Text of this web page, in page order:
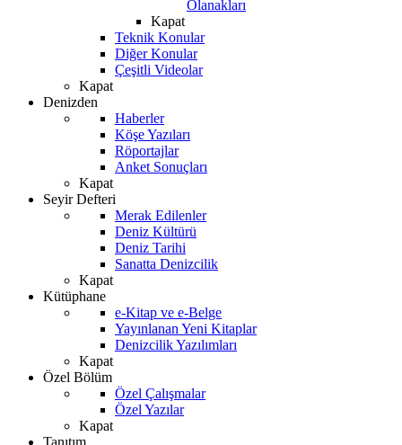
Olanakları
Kapat
Teknik Konular
Diğer Konular
Çeşitli Videolar
Kapat
Denizden
Haberler
Köşe Yazıları
Röportajlar
Anket Sonuçları
Kapat
Seyir Defteri
Merak Edilenler
Deniz Kültürü
Deniz Tarihi
Sanatta Denizcilik
Kapat
Kütüphane
e-Kitap ve e-Belge
Yayınlanan Yeni Kitaplar
Denizcilik Yazılımları
Kapat
Özel Bölüm
Özel Çalışmalar
Özel Yazılar
Kapat
Tanıtım